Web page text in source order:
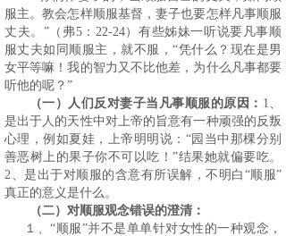
服主。教会怎样顺服基督，妻子也要怎样凡事顺服
丈夫。”（弗5： 22-24）有些姊妹一听说要凡事顺
服丈夫如同顺服主，就不服，“凭什么？现在是男
女平等嘛！我的智力又不比他差，为什么凡事都要
听他的呢？”
（一）人们反对妻子当凡事顺服的原因： 1、
是出于人的天性中对上帝的旨意有一种顽强的反叛
心理，例如夏娃，上帝明明说：“园当中那棵分别
善恶树上的果子你不可以吃！”结果她就偏要吃。
2、是出于对顺服的含意有所误解，不明白“顺服”
真正的意义是什么。
（二）对顺服观念错误的澄清：
１、“顺服”并不是单单针对女性的一种观念，